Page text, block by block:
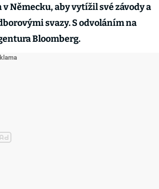
Německu, aby vytížil své závody a
svazy. S odvoláním na
Bloomberg.